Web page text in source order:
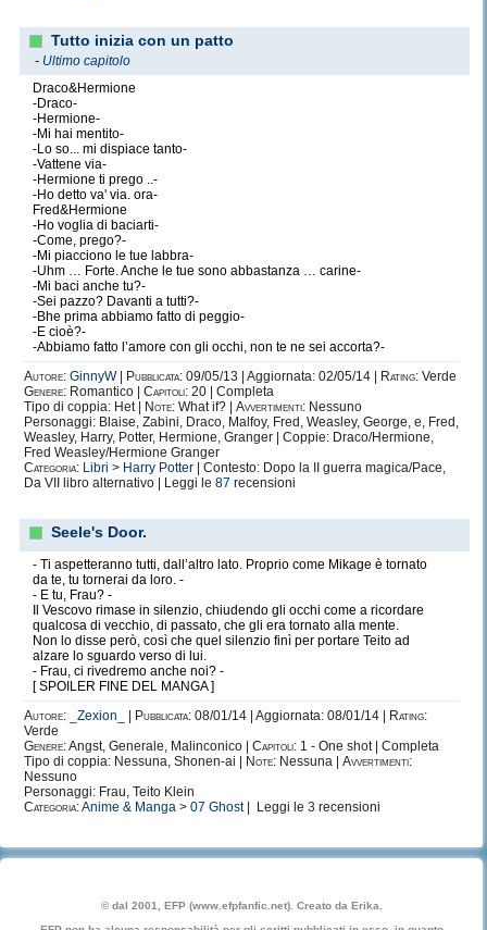
Tutto inizia con un patto
- Ultimo capitolo
Draco&Hermione
-Draco-
-Hermione-
-Mi hai mentito-
-Lo so... mi dispiace tanto-
-Vattene via-
-Hermione ti prego ..-
-Ho detto va' via. ora-
Fred&Hermione
-Ho voglia di baciarti-
-Come, prego?-
-Mi piacciono le tue labbra-
-Uhm … Forte. Anche le tue sono abbastanza … carine-
-Mi baci anche tu?-
-Sei pazzo? Davanti a tutti?-
-Bhe prima abbiamo fatto di peggio-
-E cioè?-
-Abbiamo fatto l’amore con gli occhi, non te ne sei accorta?-
Autore: GinnyW| Pubblicata: 09/05/13 | Aggiornata: 02/05/14 | Rating: Verde
Genere: Romantico | Capitoli: 20 | Completa
Tipo di coppia: Het |
Note: What if? | Avvertimenti: Nessuno
Personaggi: Blaise, Zabini, Draco, Malfoy, Fred, Weasley, George, e, Fred,
Weasley, Harry, Potter, Hermione, Granger | Coppie: Draco/Hermione,
Fred Weasley/Hermione Granger
Categoria: Libri > Harry Potter | Contesto: Dopo la II guerra magica/Pace,
Da VII libro alternativo | Leggi le 87 recensioni
Seele's Door.
- Ti aspetteranno tutti, dall’altro lato. Proprio come Mikage è tornato
da te, tu tornerai da loro. -
- E tu, Frau? -
Il Vescovo rimase in silenzio, chiudendo gli occhi come a ricordare
qualcosa di vecchio, di passato, che gli era tornato alla mente.
Non lo disse però, così che quel silenzio finì per portare Teito ad
alzare lo sguardo verso di lui.
- Frau, ci rivedremo anche noi? -
[ SPOILER FINE DEL MANGA ]
Autore:
_Zexion_ Pubblicata: 08/01/14 | Aggiornata: 08/01/14 |
Rating:
Verde
Genere:Angst, Generale, Malinconico | Capitoli: 1 - One shot | Completa
Tipo di coppia: Nessuna, Shonen-ai |
Note: Nessuna | Avvertimenti:
Nessuno
Personaggi: Frau, Teito Klein
Categoria:Anime & Manga > 07 Ghost| Leggi le 3 recensioni
© dal 2001, EFP (www.efpfanfic.net). Creato da Erika.